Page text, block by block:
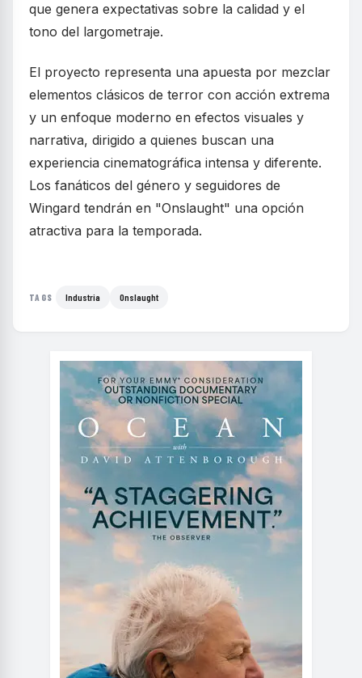
que genera expectativas sobre la calidad y el
tono del largometraje.
El proyecto representa una apuesta por mezclar
elementos clásicos de terror con acción extrema
y un enfoque moderno en efectos visuales y
narrativa, dirigido a quienes buscan una
experiencia cinematográfica intensa y diferente.
Los fanáticos del género y seguidores de
Wingard tendrán en "Onslaught" una opción
atractiva para la temporada.
TAGS Industria Onslaught